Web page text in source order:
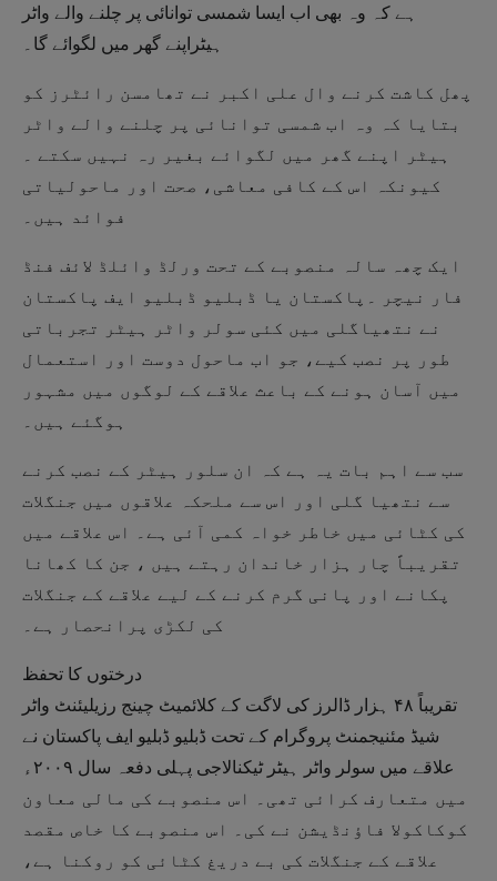
ہے کہ وہ بھی اب ایسا شمسی توانائی پر چلنے والے واٹر
پھل کاشت کرنے وال علی اکبر نے تھامسن رائٹرز کو
بتایا کہ وہ اب شمسی توانائی پر چلنے والے واٹر
ہیٹر اپنے گھر میں لگوائے بغیر رہ نہیں سکتے ۔
کیونکہ اس کے کافی معاشی، صحت اور ماحولیاتی
فوائد ہیں۔
ایک چھہ سالہ منصوبے کے تحت ورلڈ وائلڈ لائف فنڈ
فار نیچر ۔پاکستان یا ڈبلیو ڈبلیو ایف پاکستان
نے نتھیاگلی میں کئی سولر واٹر ہیٹر تجرباتی
طور پر نصب کیے، جو اب ماحول دوست اور استعمال
میں آسان ہونے کے باعث علاقے کے لوگوں میں مشہور
ہوگئے ہیں۔
سب سے اہم بات یہ ہے کہ ان سلور ہیٹر کے نصب کرنے
سے نتھیا گلی اور اس سے ملحکہ علاقوں میں جنگلات
کی کٹائی میں خاطر خواہ کمی آئی ہے۔ اس علاقے میں
تقریباً چار ہزار خاندان رہتے ہیں ، جن کا کھانا
پکانے اور پانی گرم کرنے کے لیے علاقے کے جنگلات
کی لکڑی پرانحصار ہے۔
درختوں کا تحفظ
تقریباً ۴۸ ہزار ڈالرز کی لاگت کے کلائمیٹ چینج رزیلیئنٹ واٹر
شیڈ مئنیجمنٹ پروگرام کے تحت ڈبلیو ڈبلیو ایف پاکستان نے
علاقے میں سولر واٹر ہیٹر ٹیکنالاجی پہلی دفعہ سال ۲۰۰۹ء
میں متعارف کرائی تھی۔ اس منصوبے کی مالی معاون
کوکاکولا فاؤنڈیشن نے کی۔ اس منصوبے کا خاص مقصد
علاقے کے جنگلات کی بے دریغ کٹائی کو روکنا ہے،